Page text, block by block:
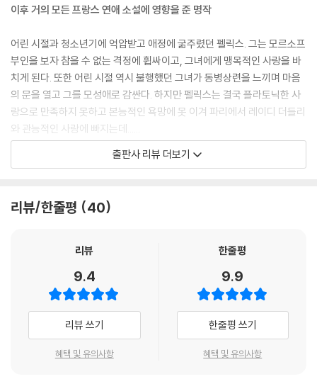
에 대한 보상으로 이런 끔찍한 광경을 보여 주다니요! 옛날에 랑세 백작도
이런 광경을 보고 트라피스트 수도사가 되었다지요. 나는 당신의 기억 속
에 아름답고 숭고한 모습으로 머물러, 영원한 백합처럼 살기를 원했건만,
당신의 환상을 깨뜨려 버리는군요.
--- pp.344~345
이후 거의 모든 프랑스 연애 소설에 영향을 준 명작
어린 시절과 청소년기에 억압받고 애정에 굶주렸던 펠릭스. 그는 모르소프
부인을 보자 참을 수 없는 격정에 휩싸이고, 그녀에게 맹목적인 사랑을 바
치게 된다. 또한 어린 시절 역시 불행했던 그녀가 동병상련을 느끼며 마음
의 문을 열고 그를 모성애로 감싼다. 하지만 펠릭스는 결국 플라토닉한 사
랑으로 만족하지 못하고 본능적인 욕망에 못 이겨 파리에서 레이디 더들리
와 관능적인 사랑에 빠지는데......
『골짜기의 백합』은 발자크가 36세에 집필한 소설로서, 발표 당시에는 큰
『감정교육』에서부터 지드의 『좁은 문』에 이르기까지 프랑스 문학사의 주
작품은 플라토닉한 연애 소설이자 한 인간의 내적 성숙을 묘사한 성장 소
기도 하다. 결말부의 거듭되는 반전은 오늘날에도 다양한 독해를 가능케
하고 있다.
사회에 나서는 펠릭스를 위해 모르소프 부인이 쓴 당부의 편지(본문 170
~190페이지)는 이 소설의 핵심적인 부분으로 당대 현실과 사회의 보편적
출판사 리뷰 더보기
리뷰/한줄평 40
리뷰
9.4
리뷰 쓰기
혜택 및 유의사항
한줄평
9.9
한줄평 쓰기
혜택 및 유의사항